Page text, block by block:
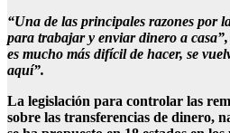
“Una de las principales razones por
para trabajar y enviar dinero a
es mucho más difícil de hacer, se
aquí”.
La legislación para controlar las
sobre las transferencias de dinero,